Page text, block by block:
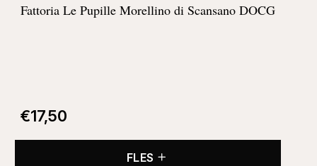
Fattoria Le Pupille Morellino di Scansano DOCG
€17,50
FLES